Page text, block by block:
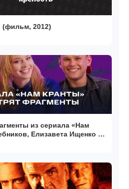
(фильм, 2012)
из сериала «Нам
Елизавета Ищенко и